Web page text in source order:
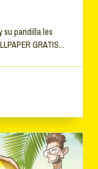
su pandilla les
GRATIS...